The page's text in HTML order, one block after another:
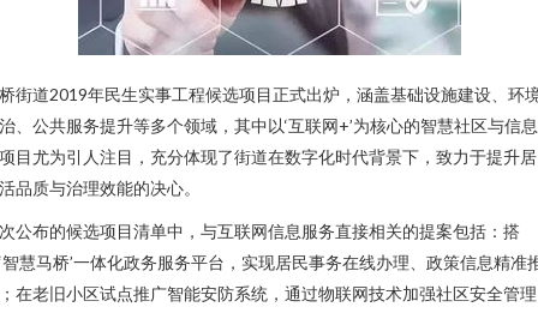
街道2019年民生实事工程候选项目正式出炉，涵盖基础设施建设、环
、公共服务提升等多个领域，其中以‘互联网+’为核心的智慧社区与信
目尤为引人注目，充分体现了街道在数字化时代背景下，致力于提升
品质与治理效能的决心。
公布的候选项目清单中，与互联网信息服务直接相关的提案包括：搭
智慧马桥’一体化政务服务平台，实现居民事务在线办理、政策信息精准
在老旧小区试点推广智能安防系统，通过物联网技术加强社区安全管